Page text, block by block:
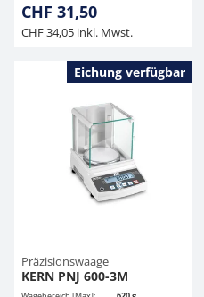
CHF 31,50
CHF 34,05 inkl. Mwst.
Eichung verfügbar
Präzisionswaage
KERN PNJ 600-3M